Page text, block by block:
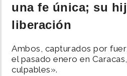
SUCESOS
POLÍTICA
una fe única; su
liberación
Ambos, capturados por
el pasado enero en
culpables».